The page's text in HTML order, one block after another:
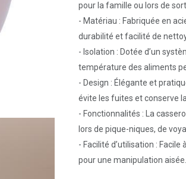
pour la famille ou lors de
- Matériau : Fabriquée en
durabilité et facilité de
- Isolation : Dotée d’un
température des aliments
- Design : Élégante et
évite les fuites et conserve
- Fonctionnalités : La
lors de pique-niques, de
- Facilité d’utilisation :
pour une manipulation aisée.